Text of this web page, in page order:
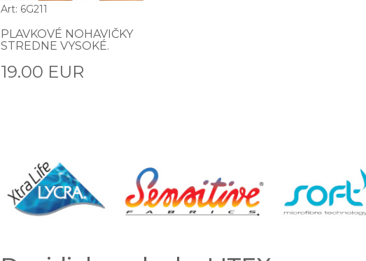
Art: 6G211
PLAVKOVÉ NOHAVIČKY
STREDNE VYSOKÉ.
19.00 EUR